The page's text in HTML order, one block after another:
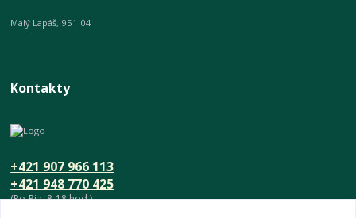
Malý Lapáš, 951 04
Kontakty
+421 948 770 425
+421 907 966 113
(Po-Pia, 8-18 hod.)